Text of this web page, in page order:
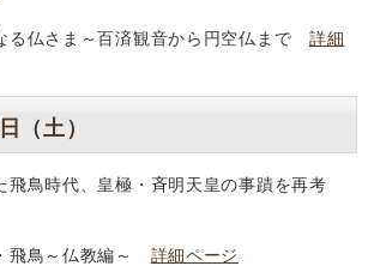
仏さま～百済観音から円空仏まで 詳細
（土）
鳥時代、皇極・斉明天皇の事蹟を再考
飛鳥～仏教編～ 詳細ページ